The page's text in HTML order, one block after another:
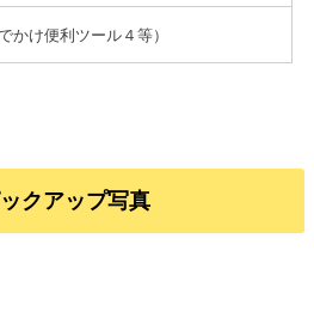
かけ便利ツール４等）
クアップ写真